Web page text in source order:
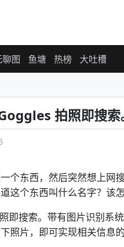
聊图 鱼塘 热榜 大吐槽
拍照即搜索
个东西，然后突然想上网
这个东西叫什么名字？该
即搜索。带有图片识别系
照片，即可实现相关信息的